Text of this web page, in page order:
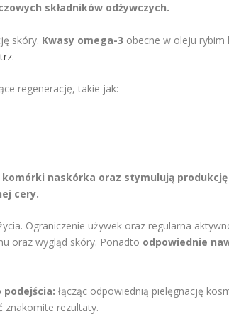
składników odżywczych.
skóry. Kwasy omega-3 obecne w oleju rybim
.
regenerację, takie jak:
naskórka oraz stymulują
cery.
Ograniczenie używek oraz regularna
oraz wygląd skóry. Ponadto odpowiednie
łącząc odpowiednią pielęgnację
znakomite rezultaty.